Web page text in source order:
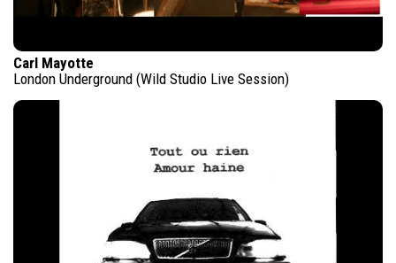
Carl Mayotte
London Underground (Wild Studio Live Session)